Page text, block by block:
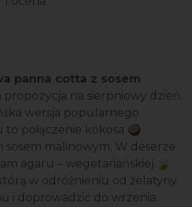
panna cotta z sosem
propozycja na sierpniowy dzień.
wersja popularnego
to połączenie kokosa 🥥
malinowym. W deserze
agaru – wegetariańskiej 🍃
w odróżnieniu od żelatyny
i doprowadzić do wrzenia.